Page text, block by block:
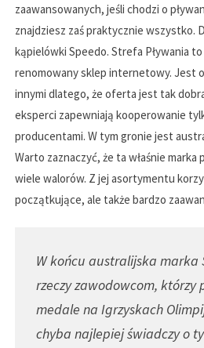
zaawansowanych, jeśli chodzi o
znajdziesz zaś praktycznie wszystko.
kąpielówki Speedo. Strefa Pływania
renomowany sklep internetowy. Jest
innymi dlatego, że oferta jest tak
eksperci zapewniają kooperowanie
producentami. W tym gronie jest
Warto zaznaczyć, że ta właśnie
wiele walorów. Z jej asortymentu
początkujące, ale także bardzo
W końcu australijska marka
rzeczy zawodowcom, którzy
medale na Igrzyskach
chyba najlepiej świadczy o